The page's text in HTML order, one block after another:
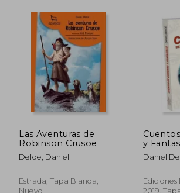
Las Aventuras de
Robinson Crusoe
Defoe, Daniel
Estrada, Tapa Blanda,
Nuevo
y
Daniel
Ediciones
2019,